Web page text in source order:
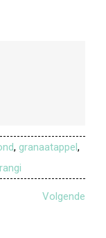
, granaatappel,
Volgende